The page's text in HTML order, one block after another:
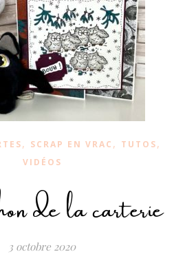
, SCRAP EN VRAC , TUTOS,
VIDÉOS
de la carterie
3 octobre 2020